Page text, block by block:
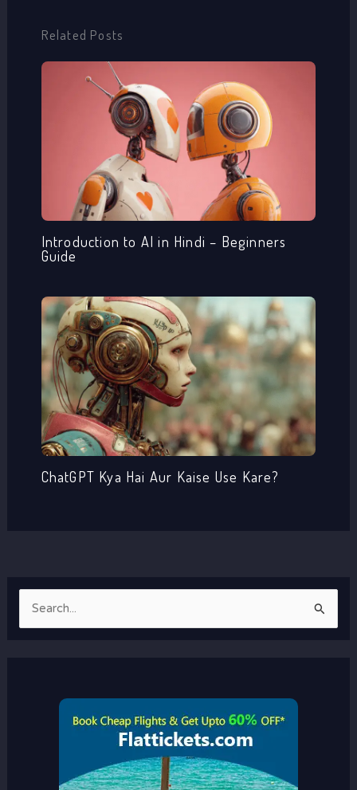
Related Posts
Introduction to AI in Hindi – Beginners
Guide
ChatGPT Kya Hai Aur Kaise Use Kare?